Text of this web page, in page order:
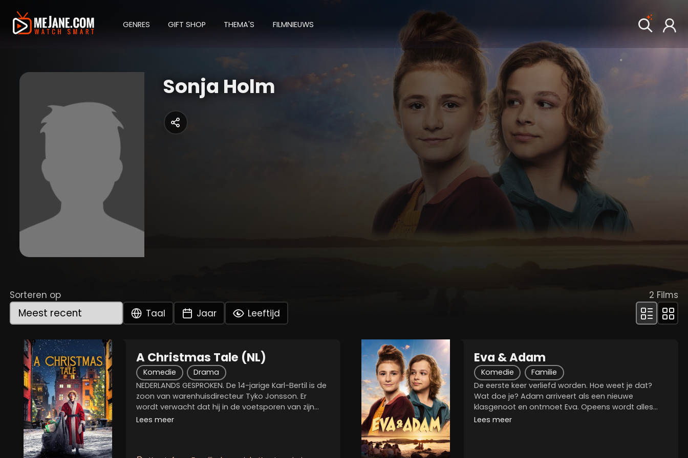
GENRES GIFT SHOP THEMA'S FILMNIEUWS
Sonja Holm
Sorteren op
Taal
Jaar Leeftijd
2 Films
A Christmas Tale (NL)
Komedie
Drama
NEDERLANDS GESPROKEN. De 14-jarige Karl-Bertil is de
zoon van warenhuisdirecteur Tyko Jonsson. Er
wordt verwacht dat hij in de voetsporen van zijn
vader zal treden, maar zijn echte held is Robin Hood.
Lees meer
Eva & Adam
Komedie
Familie
De eerste keer verliefd worden. Hoe weet je dat?
Wat doe je? Adam arriveert als een nieuwe
klasgenoot en ontmoet Eva. Opeens wordt alles
anders. Eva heeft zojuist een anti-jongenspact
Lees meer